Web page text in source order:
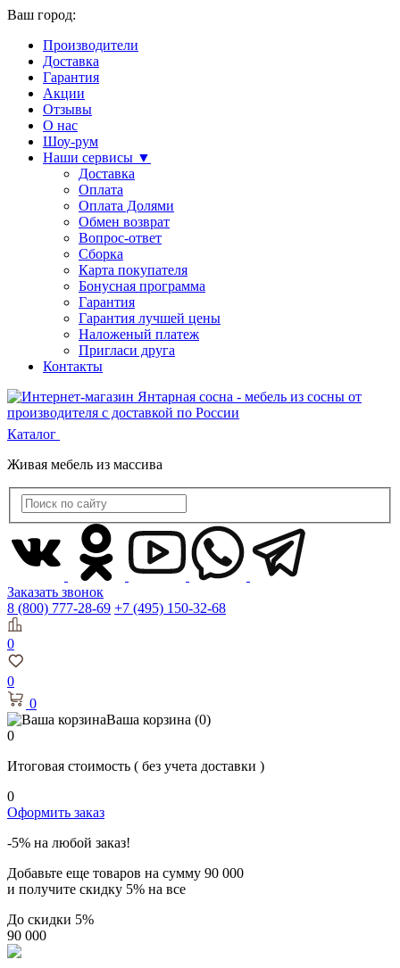
Ваш город:
Производители
Доставка
Гарантия
Акции
Отзывы
О нас
Шоу-рум
Наши сервисы ▼
Доставка
Оплата
Оплата Долями
Обмен возврат
Вопрос-ответ
Сборка
Карта покупателя
Бонусная программа
Гарантия
Гарантия лучшей цены
Наложеный платеж
Пригласи друга
Контакты
Каталог
Живая мебель из массива
Заказать звонок
8 (800) 777-28-69 +7 (495) 150-32-68
0
0
0
Ваша корзина (0)
0
Итоговая стоимость ( без учета доставки )
0
Оформить заказ
-5% на любой заказ!
Добавьте еще товаров на сумму 90 000
и получите скидку 5% на все
До скидки 5%
90 000